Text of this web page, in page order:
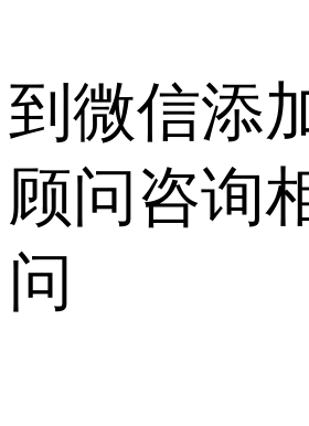
到微信添
顾问咨询
问